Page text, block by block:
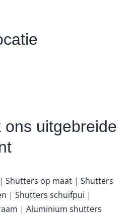
ons uitgebreide
| Shutters op maat| Shutters
| Shutters schuifpui |
| Aluminium shutters